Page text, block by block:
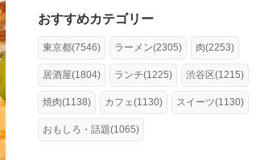
おすすめカテゴリー
東京都(7546) ラーメン(2305) 肉(2253)
居酒屋(1804) ランチ(1225) 渋谷区(1215)
焼肉(1138) カフェ(1130) スイーツ(1130)
おもしろ・話題(1065)